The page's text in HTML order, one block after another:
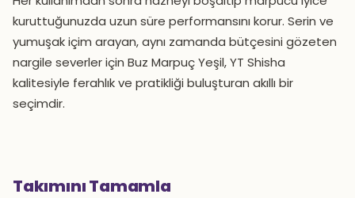
kuruttuğunuzda uzun süre performansını korur. Serin ve
yumuşak içim arayan, aynı zamanda bütçesini gözeten
nargile severler için Buz Marpuç Yeşil, YT Shisha
kalitesiyle ferahlık ve pratikliği buluşturan akıllı bir
seçimdir.
Takımını Tamamla